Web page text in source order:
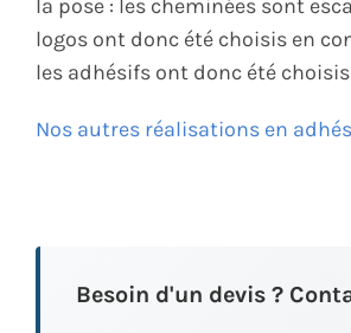
la pose : les cheminées sont
logos ont donc été choisis en
les adhésifs ont donc été
Nos autres réalisations en
Besoin d'un devis ?